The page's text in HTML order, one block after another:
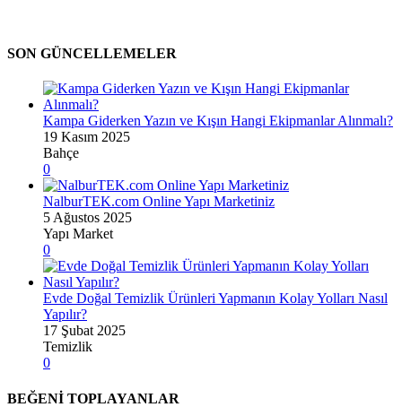
SON GÜNCELLEMELER
Kampa Giderken Yazın ve Kışın Hangi Ekipmanlar Alınmalı?
19 Kasım 2025
Bahçe
0
NalburTEK.com Online Yapı Marketiniz
5 Ağustos 2025
Yapı Market
0
Evde Doğal Temizlik Ürünleri Yapmanın Kolay Yolları Nasıl
Yapılır?
17 Şubat 2025
Temizlik
0
BEĞENİ TOPLAYANLAR